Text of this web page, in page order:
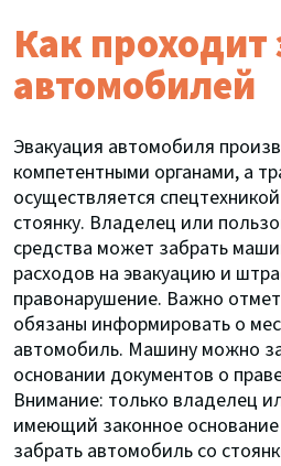
Как проходит
автомобилей
Эвакуация автомобиля
компетентными органами, а
осуществляется
стоянку. Владелец или
средства может забрать
расходов на эвакуацию и
правонарушение. Важно
обязаны информировать о
автомобиль. Машину можно
основании документов о
Внимание: только владелец
имеющий законное
забрать автомобиль со